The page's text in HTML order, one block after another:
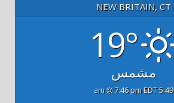
NEW BRITAIN, CT
19°
مشمس
5:49 am
7:46 pm EDT